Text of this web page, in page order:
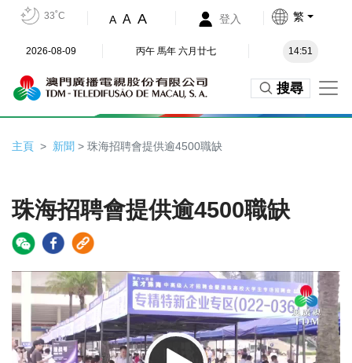
33˚C A A A 登入 繁
2026-08-09 丙午 馬年 六月廿七 14:51
搜尋
主頁 新聞 > 珠海招聘會提供逾4500職缺
珠海招聘會提供逾4500職缺